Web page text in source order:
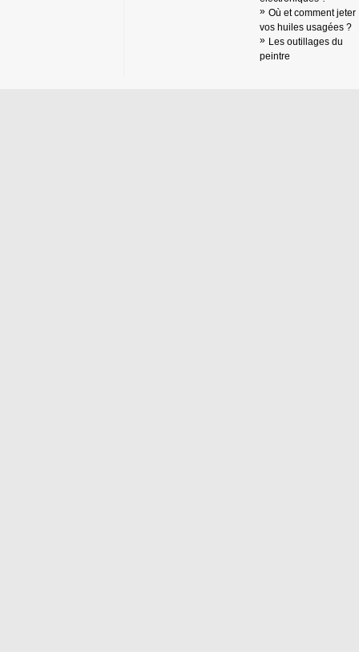
Où et comment jeter
vos huiles usagées ?
Les outillages du
peintre